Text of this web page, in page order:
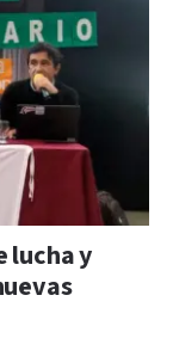
lucha y